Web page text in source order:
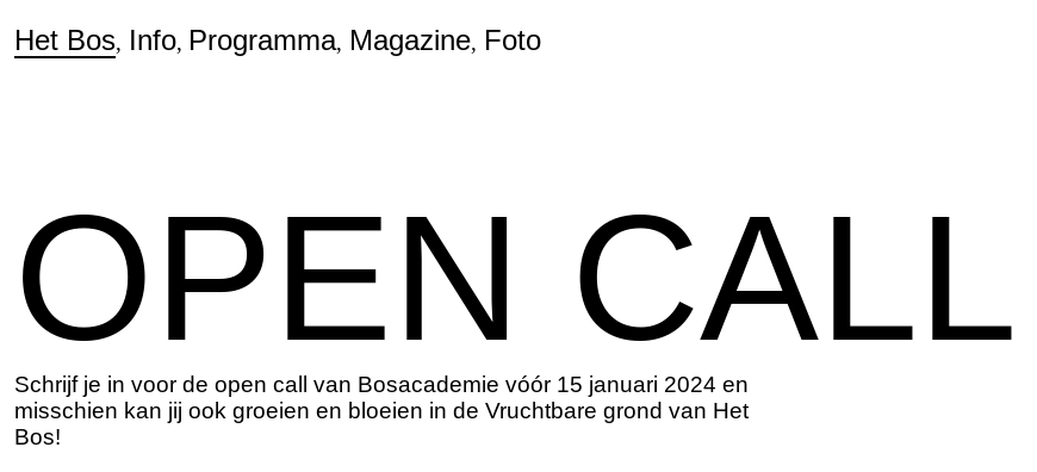
Het Bos Info Programma Magazine Foto
OPEN CALL
Schrijf je in voor de open call van Bosacademie vóór 15 januari 2024 en
misschien kan jij ook groeien en bloeien in de Vruchtbare grond van Het
Bos!